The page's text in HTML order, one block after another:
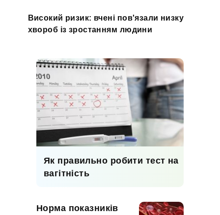
Високий ризик: вчені пов'язали низку
хвороб із зростанням людини
Як правильно робити тест на
вагітність
Норма показників